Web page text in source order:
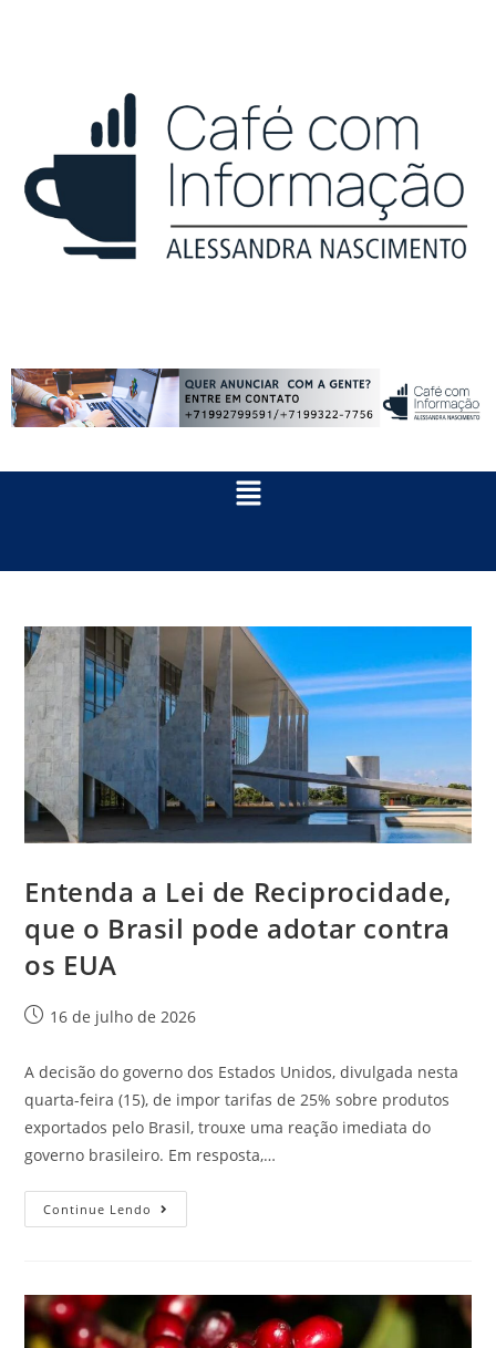
Entenda a Lei de Reciprocidade,
que o Brasil pode adotar contra
os EUA
16 de julho de 2026
A decisão do governo dos Estados Unidos, divulgada nesta
quarta-feira (15), de impor tarifas de 25% sobre produtos
exportados pelo Brasil, trouxe uma reação imediata do
governo brasileiro. Em resposta,…
Continue Lendo